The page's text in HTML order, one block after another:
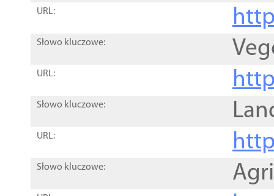
URL:
Słowo kluczowe:
URL:
Słowo kluczowe:
URL:
Słowo kluczowe: